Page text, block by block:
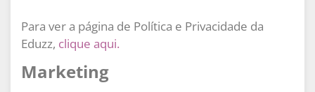
Para ver a página de Política e Privacidade da
Eduzz, clique aqui.
Marketing